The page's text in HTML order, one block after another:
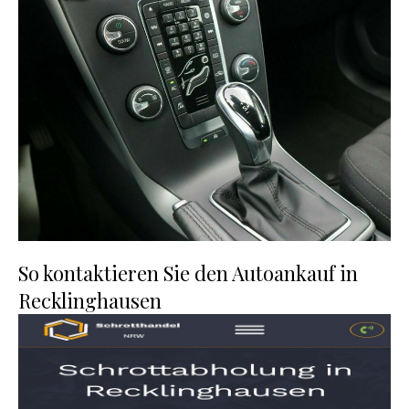
So kontaktieren Sie den Autoankauf in
Recklinghausen